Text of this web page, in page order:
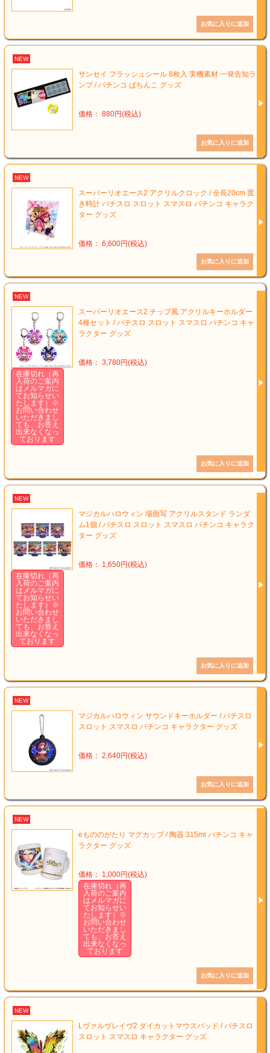
NEW
サンセイ フラッシュシール 8枚入 実機素材 一発告知ラ
ンプ / パチンコ ぱちんこ グッズ
価格： 880円(税込)
NEW
スーパーリオエース2 アクリルクロック / 全長20cm 置
き時計 パチスロ スロット スマスロ パチンコ キャラク
ター グッズ
価格： 6,600円(税込)
NEW
スーパーリオエース2 チップ風 アクリルキーホルダー
4種セット / パチスロ スロット スマスロ パチンコ キャ
ラクター グッズ
価格： 3,780円(税込)
在庫切れ（再
入荷のご案内
はメルマガに
てお知らせい
たします）※
お問い合わせ
いただきまし
ても、お答え
出来なくなっ
ております
NEW
マジカルハロウィン 場面写 アクリルスタンド ランダ
ム1個 / パチスロ スロット スマスロ パチンコ キャラク
ター グッズ
価格： 1,650円(税込)
在庫切れ（再
入荷のご案内
はメルマガに
てお知らせい
たします）※
お問い合わせ
いただきまし
ても、お答え
出来なくなっ
ております
NEW
マジカルハロウィン サウンドキーホルダー / パチスロ
スロット スマスロ パチンコ キャラクター グッズ
価格： 2,640円(税込)
NEW
eもののがたり マグカップ / 陶器 315ml パチンコ キャ
ラクター グッズ
価格： 1,000円(税込)
在庫切れ（再
入荷のご案内
はメルマガに
てお知らせい
たします）※
お問い合わせ
いただきまし
ても、お答え
出来なくなっ
ております
NEW
Lヴァルヴレイヴ2 ダイカットマウスパッド / パチスロ
スロット スマスロ キャラクター グッズ